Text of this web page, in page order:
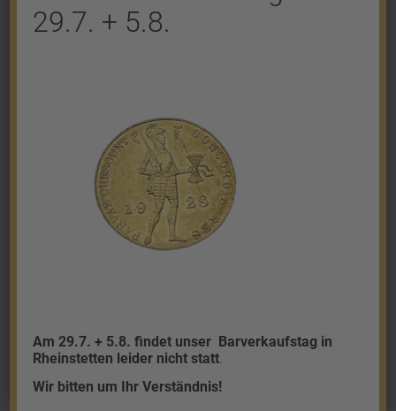
Granalien
Palladium
29.7. + 5.8.
Am 29.7. + 5.8. findet unser Barverkaufstag in
Rheinstetten leider nicht statt
Wir bitten um Ihr Verständnis!